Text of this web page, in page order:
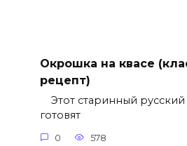
Окрошка на квасе
рецепт)
Этот старинный
готовят
0 578